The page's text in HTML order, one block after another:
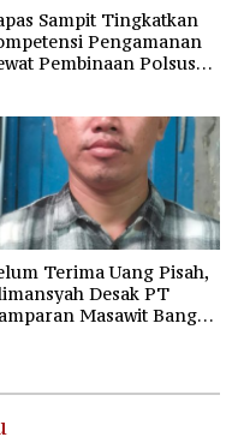
Sampit Tingkatkan
Pengamanan
Pembinaan Polsus
Terima Uang Pisah,
Desak PT
Masawit Bangun